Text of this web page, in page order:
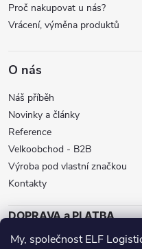
My, společnost ELF
Proč nakupovat u nás?
Vrácení, výměna produktů
O nás
Náš příběh
Novinky a články
Reference
Velkoobchod - B2B
Výroba pod vlastní značkou
Kontakty
DOPRAVA a PLATBA
ZÁSILKOVNA BALÍKOVNA